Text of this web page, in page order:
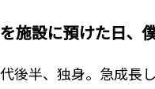
施設に預けた日、
後半、独身。急成長